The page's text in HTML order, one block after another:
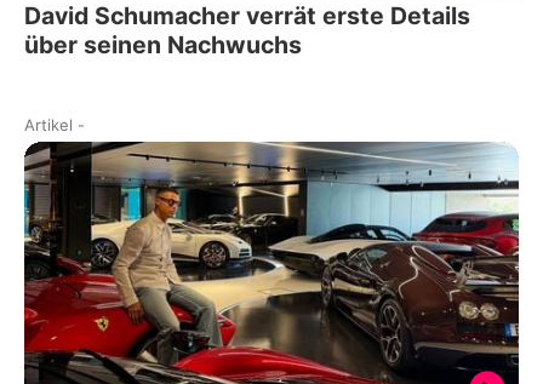
David Schumacher verrät erste Details
über seinen Nachwuchs
Artikel -